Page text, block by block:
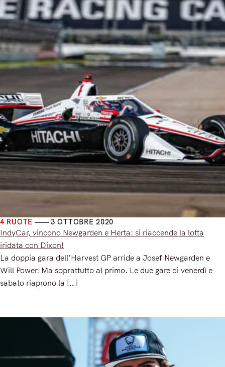
4 RUOTE 3 OTTOBRE 2020
IndyCar, vincono Newgarden e Herta: si riaccende la lotta
iridata con Dixon!
La doppia gara dell’Harvest GP arride a Josef Newgarden e
Will Power. Ma soprattutto al primo. Le due gare di venerdì e
sabato riaprono la […]